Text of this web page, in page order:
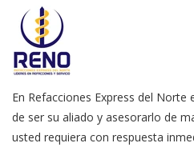
En Refacciones Express del
de ser su aliado y asesorarlo de
usted requiera con respuesta